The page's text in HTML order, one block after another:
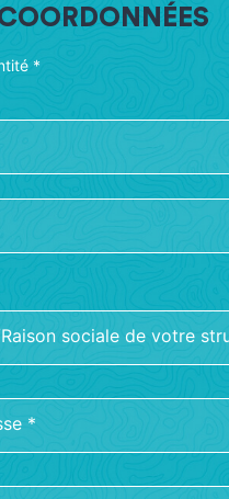
*
sociale de votre
*